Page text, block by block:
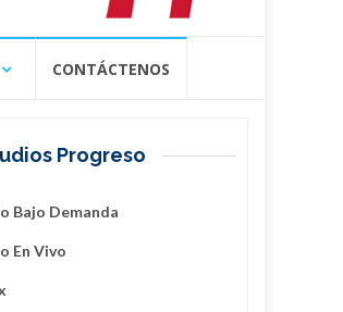
CONTÁCTENOS
Progreso
Bajo Demanda
En Vivo